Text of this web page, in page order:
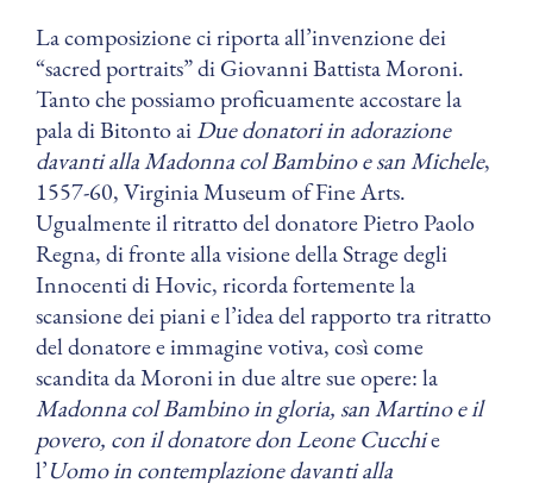
La composizione ci riporta all’invenzione dei
“sacred portraits” di Giovanni Battista Moroni.
Tanto che possiamo proficuamente accostare la
pala di Bitonto aiDue donatori in adorazione
davanti alla Madonna col Bambino e san Michele,
1557-60, Virginia Museum of Fine Arts.
Ugualmente il ritratto del donatore Pietro Paolo
Regna, di fronte alla visione della Strage degli
Innocenti di Hovic, ricorda fortemente la
scansione dei piani e l’idea del rapporto tra ritratto
del donatore e immagine votiva, così come
scandita da Moroni in due altre sue opere: la
Madonna col Bambino in gloria, san Martino e il
povero, con il donatore don Leone Cucchie
l’Uomo in contemplazione davanti alla